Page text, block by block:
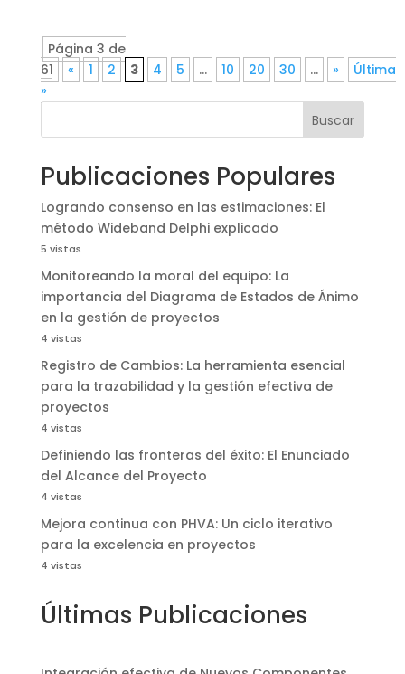
Página 3 de
61
« 1 2 3 4 5 ... 10 20 30 ... »
Última
»
Buscar
Publicaciones Populares
Logrando consenso en las estimaciones: El
método Wideband Delphi explicado
5 vistas
Monitoreando la moral del equipo: La
importancia del Diagrama de Estados de Ánimo
en la gestión de proyectos
4 vistas
Registro de Cambios: La herramienta esencial
para la trazabilidad y la gestión efectiva de
proyectos
4 vistas
Definiendo las fronteras del éxito: El Enunciado
del Alcance del Proyecto
4 vistas
Mejora continua con PHVA: Un ciclo iterativo
para la excelencia en proyectos
4 vistas
Últimas Publicaciones